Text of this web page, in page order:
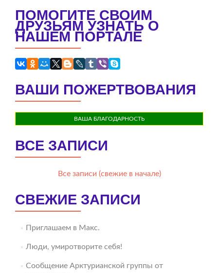
ПОМОГИТЕ СВОИМ
ДРУЗЬЯМ УЗНАТЬ О
НАШЕМ ПОРТАЛЕ
ВАШИ ПОЖЕРТВОВАНИЯ
ВАША БЛАГОДАРНОСТЬ
ВСЕ ЗАПИСИ
Все записи (свежие в начале)
СВЕЖИЕ ЗАПИСИ
Приглашаем в Макс.
Люди, умиротворите себя!
Сообщение Арктурианской группы от